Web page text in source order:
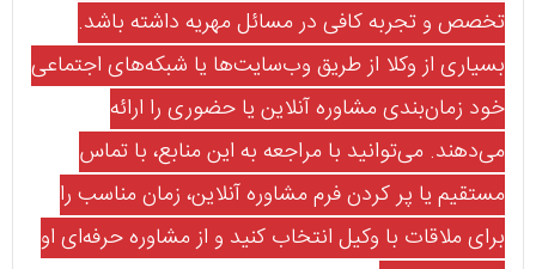
تخصص و تجربه کافی در مسائل مهریه داشته باشد.
بسیاری از وکلا از طریق وب‌سایت‌ها یا شبکه‌های اجتماعی
خود زمان‌بندی مشاوره آنلاین یا حضوری را ارائه
می‌دهند. می‌توانید با مراجعه به این منابع، با تماس
مستقیم یا پر کردن فرم مشاوره آنلاین، زمان مناسب را
برای ملاقات با وکیل انتخاب کنید و از مشاوره حرفه‌ای او